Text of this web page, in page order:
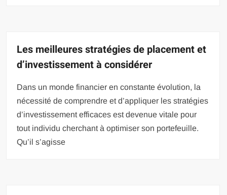
Les meilleures stratégies de placement et
d’investissement à considérer
Dans un monde financier en constante évolution, la
nécessité de comprendre et d’appliquer les stratégies
d’investissement efficaces est devenue vitale pour
tout individu cherchant à optimiser son portefeuille.
Qu’il s’agisse